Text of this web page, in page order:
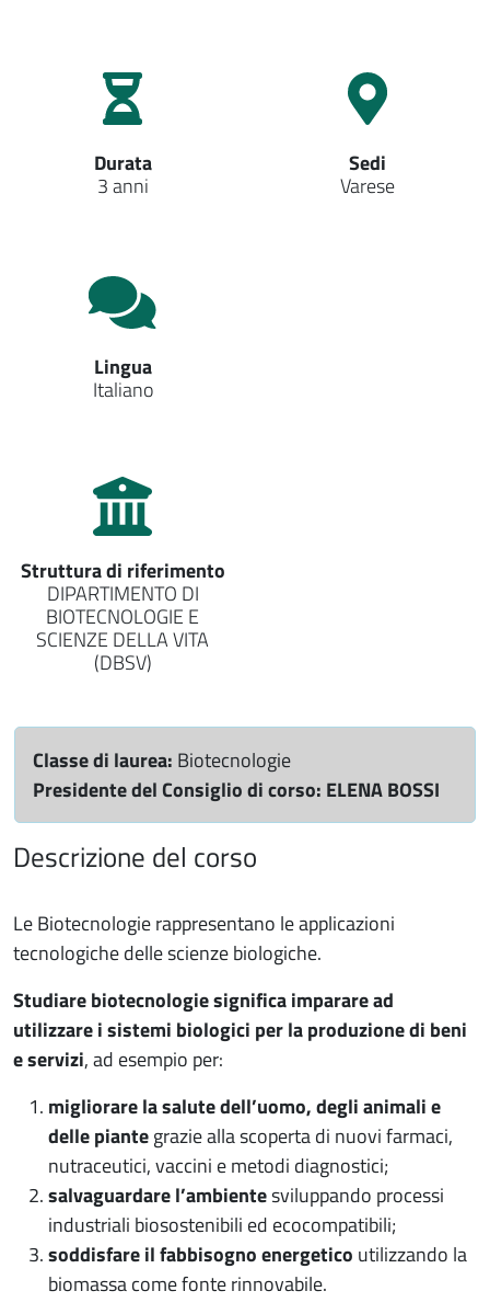
Durata
3 anni
Sedi
Varese
Lingua
Italiano
Struttura di riferimento
DIPARTIMENTO DI
BIOTECNOLOGIE E
SCIENZE DELLA VITA
(DBSV)
Classe di laurea: Biotecnologie
Presidente del Consiglio di corso: ELENA BOSSI
Descrizione del corso
Le Biotecnologie rappresentano le applicazioni
tecnologiche delle scienze biologiche.
Studiare biotecnologie significa imparare ad
utilizzare i sistemi biologici per la produzione di beni
e servizi, ad esempio per:
migliorare la salute dell’uomo, degli animali e
delle piantegrazie alla scoperta di nuovi farmaci,
nutraceutici, vaccini e metodi diagnostici;
salvaguardare l’ambientesviluppando processi
industriali biosostenibili ed ecocompatibili;
soddisfare il fabbisogno energetico utilizzando la
biomassa come fonte rinnovabile.